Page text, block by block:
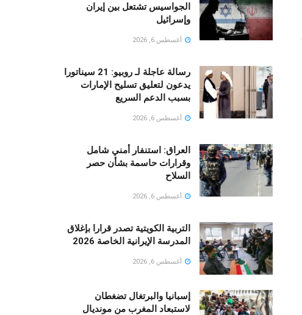
الجواسيس تشتعل بين إيران
وإسرائيل
أغسطس 6, 2026
رسالة عاجلة لـ روبيو: 21 سيناتورا
يدعون لتعليق تسليح الإمارات
بسبب الدعم السريع
أغسطس 6, 2026
العراق: استنفار أمني شامل
وقرارات حاسمة بشأن حصر
السلاح
أغسطس 6, 2026
التربية الكويتية تصدر قرارا بإغلاق
المدرسة الإيرانية الخاصة 2026
أغسطس 6, 2026
إسبانيا والبرتغال تضغطان
لاستبعاد المغرب من مونديال